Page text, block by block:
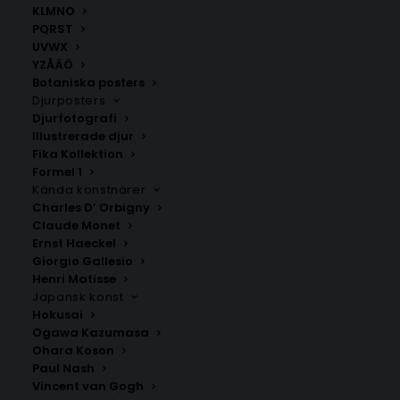
KLMNO
PQRST
UVWX
YZÅÄÖ
Botaniska posters
Djurposters
Djurfotografi
Illustrerade djur
Fika Kollektion
Formel 1
Kända konstnärer
Charles D’ Orbigny
Claude Monet
Ernst Haeckel
Giorgio Gallesio
Henri Matisse
Japansk konst
Hokusai
Ogawa Kazumasa
Ohara Koson
Paul Nash
Vincent van Gogh
Wow Poster #1
Fr.159.00